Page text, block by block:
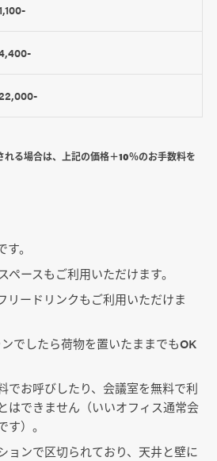
る場合は、上記の価格＋10％のお手数料を
。
ペースもご利用いただけます。
リードリンクもご利用いただけま
でしたら荷物を置いたままでもOK
でお呼びしたり、会議室を無料で利
はできません（いいオフィス通常会
す）。
ョンで区切られており、天井と壁に